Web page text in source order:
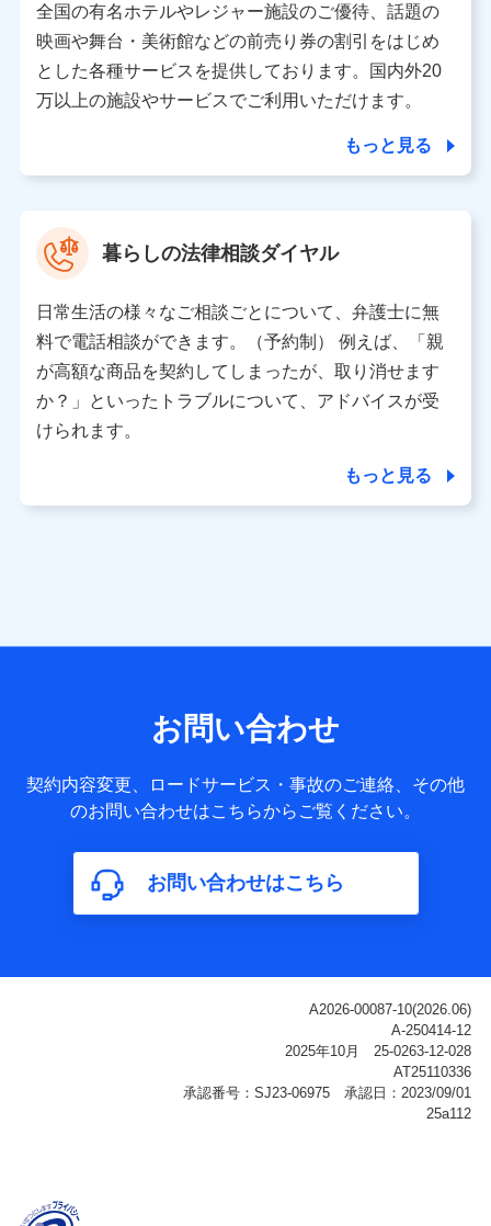
当該個人データを取り扱う各共同利用者（詳細は次のとお
り）
東京都千代田区永田町2丁目11番1号 山王パークタワー
株式会社NTTドコモ 代表取締役社長 前田 義晃
東京都中央区日本橋人形町2-14-10 アーバンネット日本橋
ビル 3F
※ 当社および株式会社NTTドコモは、お客さまの情報を利
データ憲章」に定める行動原則を順守します 。
※ パーソナルデータダッシュボードの「第三者提供の管
理」の設定状態にかかわらず、共同利用する場合がありま
※ dポイントクラブ会員ではないお客さま（2019年12月11
日以降、一度もdポイントクラブ会員であったことがないお
個人データは、こちら の利用目的の範囲内に限って共同利
用します。
サービス提供等を通じて取得した、以下の情報などの個人デ
基本情報
氏名、電話番号、メールアドレス、お客さまの識別子、
属性、連絡先、dポイントサービスのご利用に関する情
構成、住所、dポイント残高、dポイント利用履歴などが
含まれます。
利用情報
ご契約状態・ご利用履歴インターネット利用時の行動に
関する情報、アプリケーション利用時の行動に関する情
報、購入されたサービスや商品の名称・購入場所・決済
に関する情報、アンケートの回答に関する情報などが含
名、住所、生年月日、性別、保険契約者と被保険者の関
全国の有名ホテルやレジャー施設のご優待、話題の
映画や舞台・美術館などの前売り券の割引をはじめ
とした各種サービスを提供しております。国内外20
万以上の施設やサービスでご利用いただけます。
もっと見る
暮らしの法律相談ダイヤル
日常生活の様々なご相談ごとについて、弁護士に無
料で電話相談ができます。（予約制） 例えば、「親
が高額な商品を契約してしまったが、取り消せます
か？」といったトラブルについて、アドバイスが受
けられます。
もっと見る
お問い合わせ
契約内容変更、ロードサービス・事故のご連絡、その他
のお問い合わせはこちらからご覧ください。
お問い合わせはこちら